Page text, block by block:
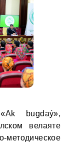
bugdaý»,
велаяте
методическое